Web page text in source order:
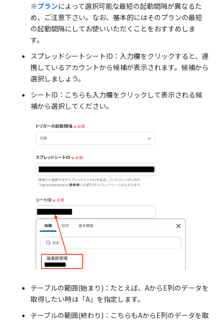
※プランによって選択可能な最短の起動間隔が異なるた
め、ご注意下さい。なお、基本的にはそのプランの最短
の起動間隔にしてお使いいただくことをおすすめしま
す。
スプレッドシートシートID：入力欄をクリックすると、連
携しているアカウントから候補が表示されます。候補から
選択しましょう。‍
シートID：こちらも入力欄をクリックして表示される候
補から選択してください。
テーブルの範囲(始まり)：たとえば、AからE列のデータを
取得したい時は「A」を指定します。‍‍‍
テーブルの範囲(終わり)：こちらもAからE列のデータを取